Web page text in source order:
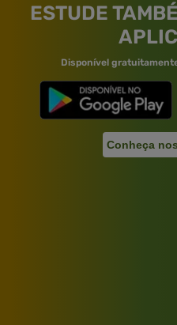
ESTUDE
Disponível
Conheça